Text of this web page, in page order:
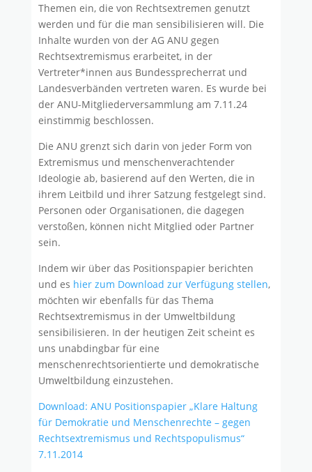
Themen ein, die von Rechtsextremen genutzt
werden und für die man sensibilisieren will. Die
Inhalte wurden von der AG ANU gegen
Rechtsextremismus erarbeitet, in der
Vertreter*innen aus Bundessprecherrat und
Landesverbänden vertreten waren. Es wurde bei
der ANU-Mitgliederversammlung am 7.11.24
einstimmig beschlossen.
Die ANU grenzt sich darin von jeder Form von
Extremismus und menschenverachtender
Ideologie ab, basierend auf den Werten, die in
ihrem Leitbild und ihrer Satzung festgelegt sind.
Personen oder Organisationen, die dagegen
verstoßen, können nicht Mitglied oder Partner
sein.
Indem wir über das Positionspapier berichten
und es hier zum Download zur Verfügung stellen,
möchten wir ebenfalls für das Thema
Rechtsextremismus in der Umweltbildung
sensibilisieren. In der heutigen Zeit scheint es
uns unabdingbar für eine
menschenrechtsorientierte und demokratische
Umweltbildung einzustehen.
Download: ANU Positionspapier „Klare Haltung
für Demokratie und Menschenrechte – gegen
Rechtsextremismus und Rechtspopulismus“
7.11.2014